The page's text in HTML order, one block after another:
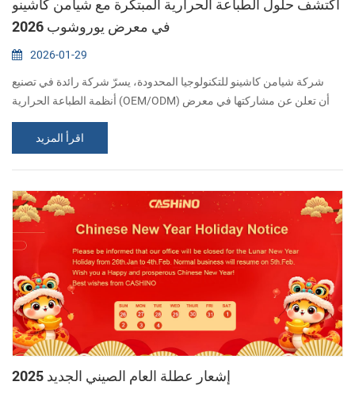
اكتشف حلول الطباعة الحرارية المبتكرة مع شيامن كاشينو
في معرض يوروشوب 2026
2026-01-29
شركة شيامن كاشينو للتكنولوجيا المحدودة، يسرّ شركة رائدة في تصنيع
أنظمة الطباعة الحرارية (OEM/ODM) أن تعلن عن مشاركتها في معرض
يوروشوب 2026. ندعوكم للانضمام إلينا في معرض دوسلدورف (Messe
Düsseldorf) في الفترة من 22 إلى 26 فبراير لاستكشاف مستقبل أجهزة
البيع بالتجزئة. التعاون من أجل مستقبل الابتكار في قطاع التجزئة بينما يجمع
المرموق الذي يُعق...
اقرأ المزيد
2025 إشعار عطلة العام الصيني الجديد